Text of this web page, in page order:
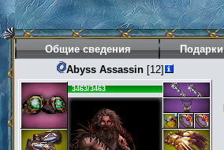
Общие сведения Подарки
Abyss Assassin [12]
3463/3463